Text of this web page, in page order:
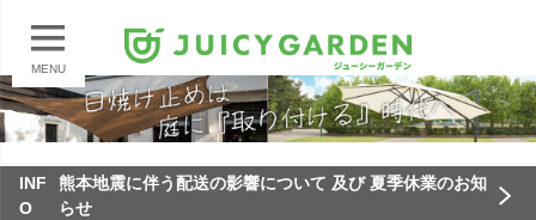
MENU
INF
O
熊本地震に伴う配送の影響について 及び 夏季休業のお知
らせ